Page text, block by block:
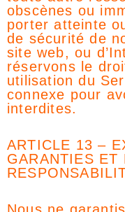
obscènes ou
porter atteinte
de sécurité de
site web, ou
réservons le
utilisation du
connexe pour
interdites.
ARTICLE 13 –
GARANTIES ET